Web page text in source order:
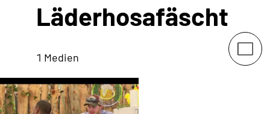
Läderhosafäscht
1 Medien